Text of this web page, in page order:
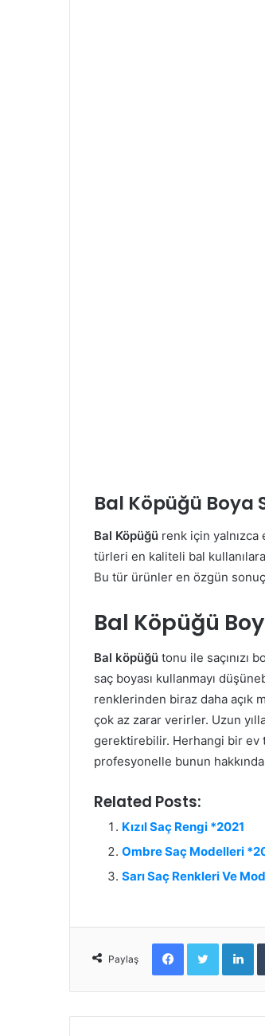
Bal Köpüğü Boya
Bal Köpüğü renk için
türleri en kaliteli bal
Bu tür ürünler en özgün
Bal Köpüğü
Bal köpüğü tonu ile saçınızı
saç boyası kullanmayı
renklerinden biraz daha açık
çok az zarar verirler. Uzun
gerektirebilir. Herhangi bir ev
profesyonelle bunun
Related Posts:
Kızıl Saç Rengi *2021
Ombre Saç Modelleri
Sarı Saç Renkleri Ve
Paylaş
FacebookTwitter